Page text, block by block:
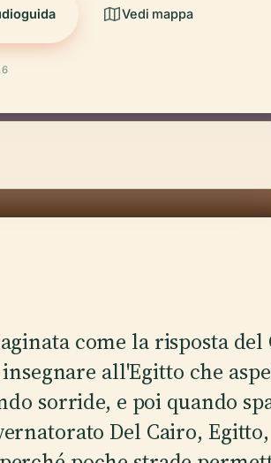
Vedi mappa
come la risposta del
all'Egitto che
sorride, e poi quando
Del Cairo, Egitto,